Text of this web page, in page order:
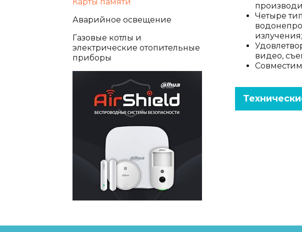
Четыре
видео,
Аварийное освещение
Газовые котлы и
электрические отопительные
приборы